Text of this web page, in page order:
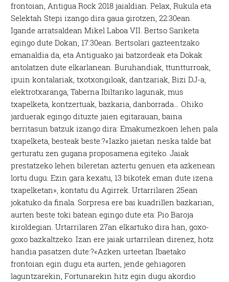
frontoian, Antigua Rock 2018 jaialdian. Pelax, Rukula eta
Selektah Stepi izango dira gaua girotzen, 22:30ean.
Igande arratsaldean Mikel Laboa VII. Bertso Sariketa
egingo dute Dokan, 17:30ean. Bertsolari gazteentzako
emanaldia da, eta Antiguako jai batzordeak eta Dokak
antolatzen dute elkarlanean. Buruhandiak, ttuntturroak,
ipuin kontalariak, txotxongiloak, dantzariak, Bizi DJ-a,
elektrotxaranga, Taberna Ibiltariko lagunak, mus
txapelketa, kontzertuak, bazkaria, danborrada… Ohiko
jarduerak egingo dituzte jaien egitarauan, baina
berritasun batzuk izango dira: Emakumezkoen lehen pala
txapelketa, besteak beste:?«Iazko jaietan neska talde bat
gerturatu zen gugana proposamena egiteko. Jaiak
prestatzeko lehen bileretan aztertu genuen eta azkenean
lortu dugu. Ezin gara kexatu, 13 bikotek eman dute izena
txapelketan», kontatu du Agirrek. Urtarrilaren 25ean
jokatuko da finala. Sorpresa ere bai kuadrillen bazkarian,
aurten beste toki batean egingo dute eta: Pio Baroja
kiroldegian. Urtarrilaren 27an elkartuko dira han, goxo-
goxo bazkaltzeko. Izan ere jaiak urtarrilean direnez, hotz
handia pasatzen dute:?«Azken urteetan Ibaetako
frontoian egin dugu eta aurten, jende gehiagoren
laguntzarekin, Fortunarekin hitz egin dugu akordio